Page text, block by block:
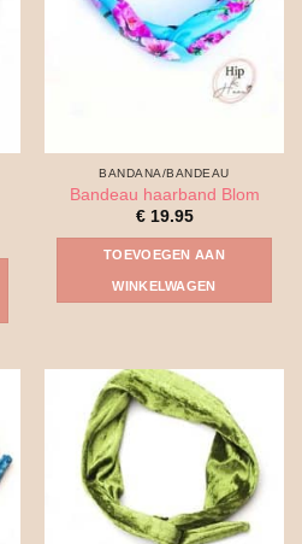
BANDANA/BANDEAU
Bandeau haarband Blom
€19.95
TOEVOEGEN AAN
WINKELWAGEN